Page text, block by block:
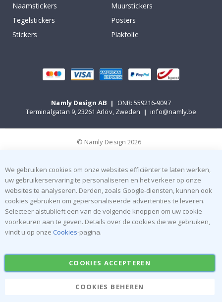
Naamstickers
Muurstickers
Tegelstickers
Posters
Stickers
Plakfolie
Namly Design AB |
ONR: 559216-9097
Terminalgatan 9, 23261 Arlöv, Zweden | info@namly.be
© Namly Design 2026
We gebruiken cookies om onze websites efficiënter te laten werken,
uw gebruikerservaring te personaliseren en het verkeer op onze
websites te analyseren. Derden, zoals Google-diensten, kunnen ook
cookies gebruiken om gepersonaliseerde advertenties te leveren.
Selecteer alstublieft een van de volgende knoppen om uw cookie-
voorkeuren aan te geven. Details over de cookies die we gebruiken,
vindt u op onze Cookies-pagina.
COOKIES ACCEPTEREN
COOKIES BEHEREN